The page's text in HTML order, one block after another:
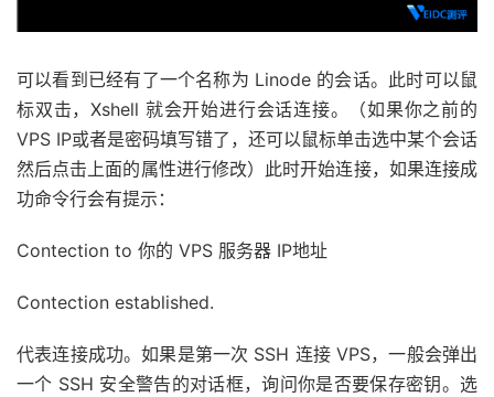
可以看到已经有了一个名称为 Linode 的会话。此时可以鼠
标双击，Xshell 就会开始进行会话连接。（如果你之前的
VPS IP或者是密码填写错了，还可以鼠标单击选中某个会话
然后点击上面的属性进行修改）此时开始连接，如果连接成
功命令行会有提示：
Contection to 你的 VPS 服务器 IP地址
Contection established.
代表连接成功。如果是第一次 SSH 连接 VPS，一般会弹出
一个 SSH 安全警告的对话框，询问你是否要保存密钥。选